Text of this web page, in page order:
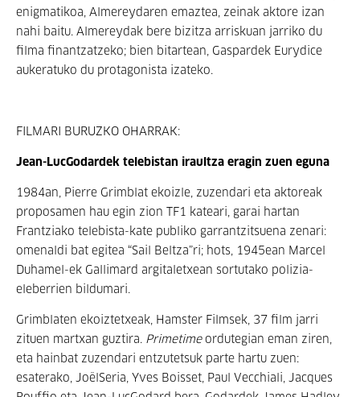
enigmatikoa, Almereydaren emaztea, zeinak aktore izan
nahi baitu. Almereydak bere bizitza arriskuan jarriko du
filma finantzatzeko; bien bitartean, Gaspardek Eurydice
aukeratuko du protagonista izateko.
FILMARI BURUZKO OHARRAK:
Jean-LucGodardek telebistan iraultza eragin zuen eguna
1984an, Pierre Grimblat ekoizle, zuzendari eta aktoreak
proposamen hau egin zion TF1 kateari, garai hartan
Frantziako telebista-kate publiko garrantzitsuena zenari:
omenaldi bat egitea “Sail Beltza”ri; hots, 1945ean Marcel
Duhamel-ek Gallimard argitaletxean sortutako polizia-
eleberrien bildumari.
Grimblaten ekoiztetxeak, Hamster Filmsek, 37 film jarri
zituen martxan guztira. Primetimeordutegian eman ziren,
eta hainbat zuzendari entzutetsuk parte hartu zuen:
esaterako, JoëlSeria, Yves Boisset, Paul Vecchiali, Jacques